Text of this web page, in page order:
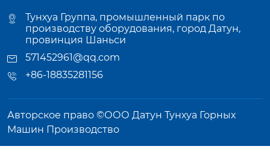
Тунхуа Группа, промышленный парк по
производству оборудования, город Датун,
провинция Шаньси
571452961@qq.com
+86-18835281156
Авторское право ©ООО Датун Тунхуа Горных
Машин Производство